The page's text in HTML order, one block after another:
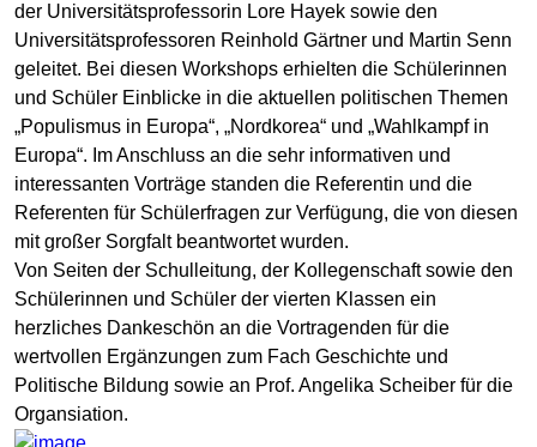
der Universitätsprofessorin Lore Hayek sowie den
Universitätsprofessoren Reinhold Gärtner und Martin Senn
geleitet. Bei diesen Workshops erhielten die Schülerinnen
und Schüler Einblicke in die aktuellen politischen Themen
„Populismus in Europa“, „Nordkorea“ und „Wahlkampf in
Europa“. Im Anschluss an die sehr informativen und
interessanten Vorträge standen die Referentin und die
Referenten für Schülerfragen zur Verfügung, die von diesen
mit großer Sorgfalt beantwortet wurden.
Von Seiten der Schulleitung, der Kollegenschaft sowie den
Schülerinnen und Schüler der vierten Klassen ein
herzliches Dankeschön an die Vortragenden für die
wertvollen Ergänzungen zum Fach Geschichte und
Politische Bildung sowie an Prof. Angelika Scheiber für die
Organsiation.